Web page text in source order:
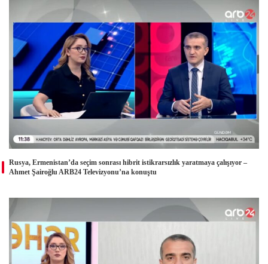
Rusya, Ermenistan’da seçim sonrası hibrit istikrarsızlık yaratmaya çalışıyor –
Ahmet Şairoğlu ARB24 Televizyonu’na konuştu